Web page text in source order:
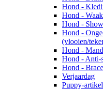
Hond -
Hond -
Hond -
Hond -
(vlooien/
Hond -
Hond - Anti-
Hond -
Verjaardag
Puppy-